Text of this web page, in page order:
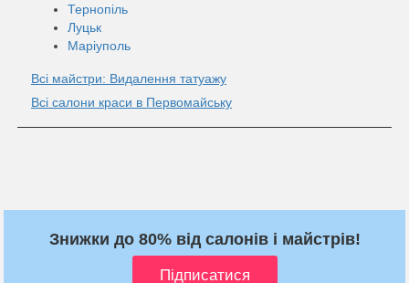
Тернопіль
Луцьк
Маріуполь
Всі майстри: Видалення татуажу
Всі салони краси в Первомайську
Знижки до 80% від салонів і майстрів!